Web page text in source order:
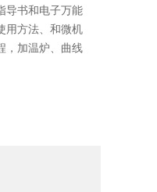
导书和电子万能
用方法、和微机
，加温炉、曲线